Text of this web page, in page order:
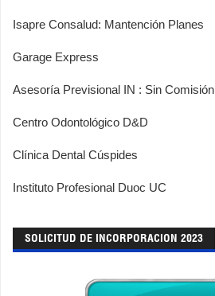
Isapre Consalud: Mantención Planes
Garage Express
Asesoría Previsional IN : Sin Comisión
Centro Odontológico D&D
Clínica Dental Cúspides
Instituto Profesional Duoc UC
SOLICITUD DE INCORPORACION 2023